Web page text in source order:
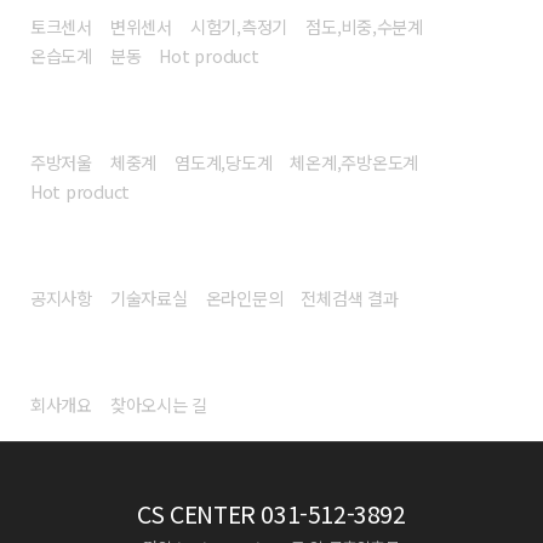
토크센서 변위센서 시험기,측정기
점도,비중,수분계
온습도계
분동 Hot product
주방저울 체중계 염도계,당도계
체온계,주방온도계
Hot product
공지사항 기술자료실 온라인문의 전체검색 결과
회사개요 찾아오시는 길
CS CENTER 031-512-3892